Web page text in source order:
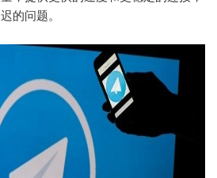
的问题。